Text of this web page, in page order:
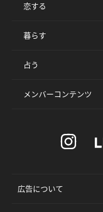
恋する
暮らす
占う
メンバーコンテンツ
広告について